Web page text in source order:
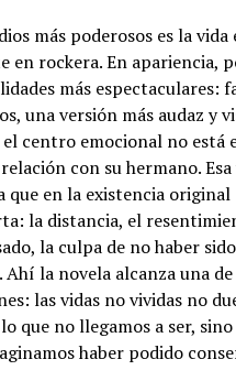
más poderosos es la vida
en rockera. En apariencia,
más espectaculares:
una versión más audaz y
el centro emocional no está
con su hermano. Esa
que en la existencia original
la distancia, el
la culpa de no haber
la novela alcanza una de
las vidas no vividas no
que no llegamos a ser,
haber podido